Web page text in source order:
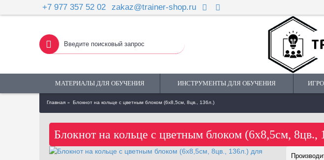
+7 977 357 52 02 zakaz@trainer-shop.ru
МАТЕРИАЛЫ ДЛЯ ОБУЧЕНИЯ ИНСТРУМЕНТЫ ДЛЯ ОБУЧЕНИЯ
Главная Блокнот на кольце с цветным блоком (6х8,5см, 8цв., 136л.)
Блокнот на кольце с цветным блоком (6х8,5см, 8цв.,